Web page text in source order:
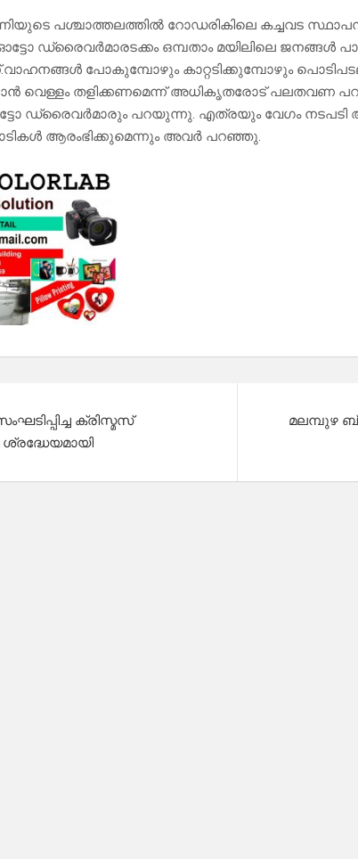
പശ്ചാത്തലത്തിൽ റോഡരികിലെ കച്ചവട
ഓട്ടോ ഡ്രൈവർമാരടക്കം ഒമ്പതാം മയിലിലെ ജനങ്ങൾ
പോകുമ്പോഴും കാറ്റടിക്കുമ്പോഴും
വെള്ളം തളിക്കണമെന്ന് അധികൃതരോട് പലതവണ
ഡ്രൈവർമാരും പറയുന്നു. എത്രയും വേഗം
ആരംഭിക്കുമെന്നും അവർ പറഞ്ഞു.
ക്രിസ്മസ്
മലമ്പുഴ